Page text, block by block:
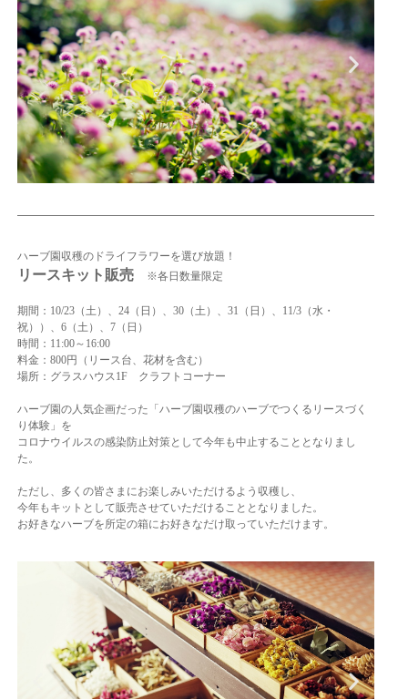
ハーブ園収穫のドライフラワーを選び放題！
リースキット販売 ※各日数量限定
期間：10/23（土）、24（日）、30（土）、31（ 日）、11/3（水・
祝））、6（土）、7（日）
時間：11:00～16:00
料金：800円（リース台、花材を含む）
場所：グラスハウス1F クラフトコーナー
ハーブ園の人気企画だった「ハーブ園収穫のハーブでつくるリースづく
り体験」を
コロナウイルスの感染防止対策として今年も中止することとなりまし
た。
ただし、多くの皆さまにお楽しみいただけるよう収穫し、
今年もキットとして販売させていただけることとなりました。
お好きなハーブを所定の箱にお好きなだけ取っていただけます。